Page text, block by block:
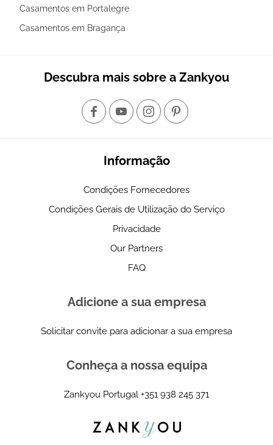
Casamentos em Portalegre
Casamentos em Bragança
Descubra mais sobre a Zankyou
Informação
Condições Fornecedores
Condições Gerais de Utilização do Serviço
Privacidade
Our Partners
FAQ
Adicione a sua empresa
Solicitar convite para adicionar a sua empresa
Conheça a nossa equipa
Zankyou Portugal +351 938 245 371